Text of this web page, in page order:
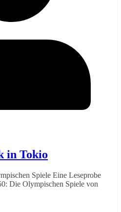
in Tokio
Spiele Eine Leseprobe
Die Olympischen Spiele von